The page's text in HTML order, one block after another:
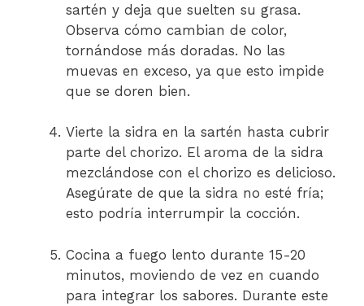
sartén y deja que suelten su grasa.
Observa cómo cambian de color,
tornándose más doradas. No las
muevas en exceso, ya que esto impide
que se doren bien.
Vierte la sidra en la sartén hasta cubrir
parte del chorizo. El aroma de la sidra
mezclándose con el chorizo es delicioso.
Asegúrate de que la sidra no esté fría;
esto podría interrumpir la cocción.
Cocina a fuego lento durante 15-20
minutos, moviendo de vez en cuando
para integrar los sabores. Durante este